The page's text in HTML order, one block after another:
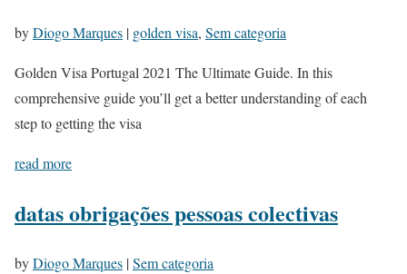
byDiogo Marques | golden visa, Sem categoria
Golden Visa Portugal 2021 The Ultimate Guide. In this
comprehensive guide you’ll get a better understanding of each
step to getting the visa
read more
datas obrigações pessoas colectivas
byDiogo Marques |Sem categoria